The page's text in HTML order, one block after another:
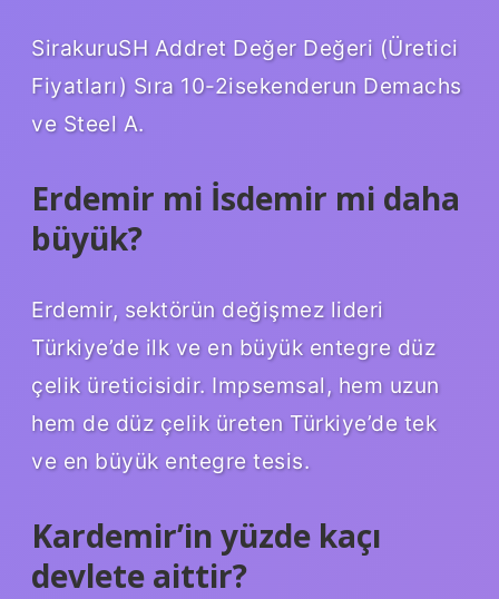
SirakuruSH Addret Değer Değeri (Üretici
Fiyatları) Sıra 10-2isekenderun Demachs
ve Steel A.
Erdemir mi İsdemir mi daha
büyük?
Erdemir, sektörün değişmez lideri
Türkiye’de ilk ve en büyük entegre düz
çelik üreticisidir. Impsemsal, hem uzun
hem de düz çelik üreten Türkiye’de tek
ve en büyük entegre tesis.
Kardemir’in yüzde kaçı
devlete aittir?